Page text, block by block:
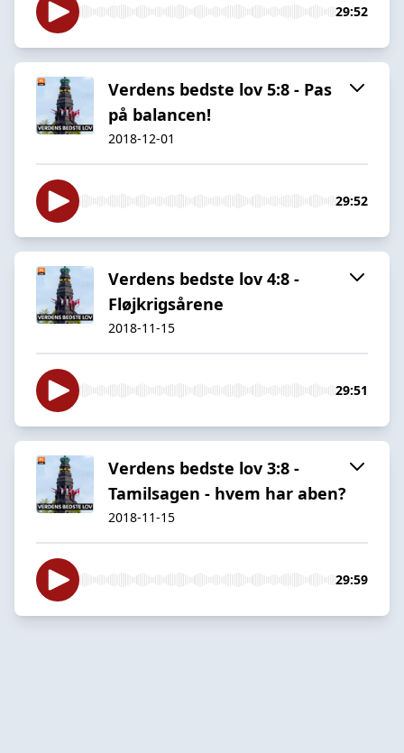
29:52
Verdens bedste lov 5:8 - Pas
på balancen!
2018-12-01
29:52
Verdens bedste lov 4:8 -
Fløjkrigsårene
2018-11-15
29:51
Verdens bedste lov 3:8 -
Tamilsagen - hvem har aben?
2018-11-15
29:59